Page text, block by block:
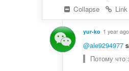
Collapse
Link
yur-ko 1 year ago
@ale9294977
Потому что